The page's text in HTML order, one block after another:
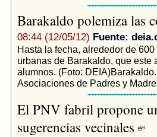
Barakaldo polemiza las
08:44 (12/05/12) Fuente:
Hasta la fecha, alrededor de
urbanas de Barakaldo, que este
alumnos. (Foto:
Asociaciones de Padres y
El PNV fabril propone
sugerencias vecinales